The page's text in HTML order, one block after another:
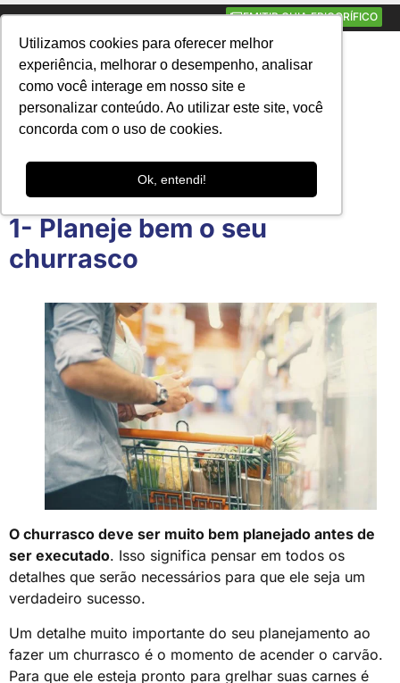
Utilizamos cookies para oferecer melhor
experiência, melhorar o desempenho, analisar
como você interage em nosso site e
personalizar conteúdo. Ao utilizar este site, você
concorda com o uso de cookies.
Ok, entendi!
EMITIR GUIA FRIGORÍFICO
SETEMBRO 10, 2022 11:25 AM
Fralda Bassi Angus
1- Planeje bem o seu
churrasco
O churrasco deve ser muito bem planejado antes de
ser executado. Isso significa pensar em todos os
detalhes que serão necessários para que ele seja um
verdadeiro sucesso.
Um detalhe muito importante do seu planejamento ao
fazer um churrasco é o momento de acender o carvão.
Para que ele esteja pronto para grelhar suas carnes é